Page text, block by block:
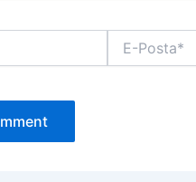
Posta*